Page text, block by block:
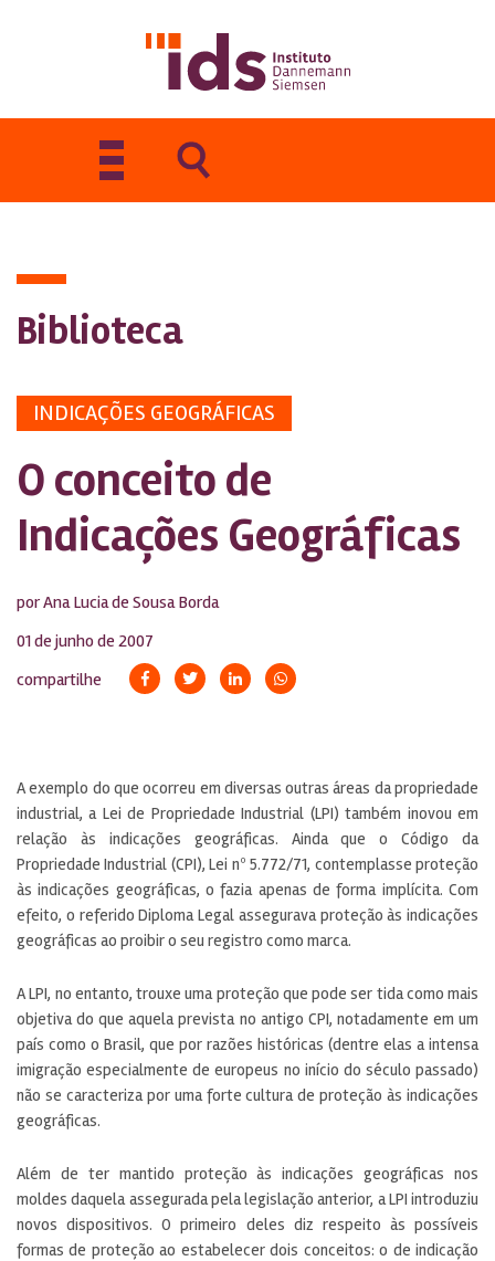
Toggle
navigation
Biblioteca
INDICAÇÕES GEOGRÁFICAS
O conceito de
Indicações Geográficas
por Ana Lucia de Sousa Borda
01 de junho de 2007
compartilhe
A exemplo do que ocorreu em diversas outras áreas da propriedade
industrial, a Lei de Propriedade Industrial (LPI) também inovou em
relação às indicações geográficas. Ainda que o Código da
Propriedade Industrial (CPI), Lei nº 5.772/71, contemplasse proteção
às indicações geográficas, o fazia apenas de forma implícita. Com
efeito, o referido Diploma Legal assegurava proteção às indicações
geográficas ao proibir o seu registro como marca.
A LPI, no entanto, trouxe uma proteção que pode ser tida como mais
objetiva do que aquela prevista no antigo CPI, notadamente em um
país como o Brasil, que por razões históricas (dentre elas a intensa
imigração especialmente de europeus no início do século passado)
não se caracteriza por uma forte cultura de proteção às indicações
geográficas.
Além de ter mantido proteção às indicações geográficas nos
moldes daquela assegurada pela legislação anterior, a LPI introduziu
novos dispositivos. O primeiro deles diz respeito às possíveis
formas de proteção ao estabelecer dois conceitos: o de indicação